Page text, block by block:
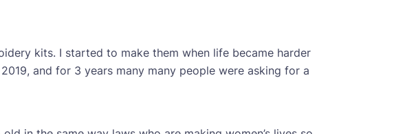
kits. I started to make them when life became harder
and for 3 years many many people were asking for a